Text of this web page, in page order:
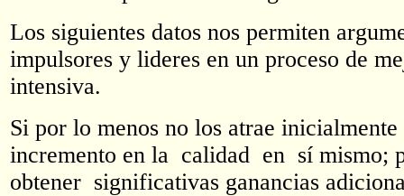
Los siguientes datos nos permiten
impulsores y lideres en un proceso de
intensiva.
Si por lo menos no los atrae
incremento en la calidad en sí mismo;
obtener significativas ganancias